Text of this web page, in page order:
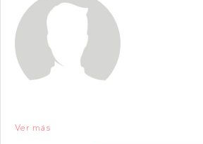
Ver más